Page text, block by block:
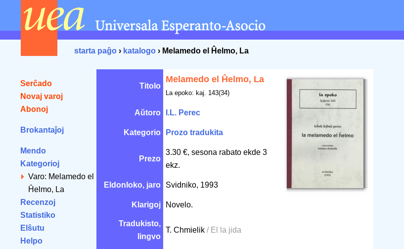
starta paĝo › katalogo › Melamedo el Ĥelmo, La
Serĉado
Novaj varoj
Abonoj
Brokantaĵoj
Mendo
Kategorioj
Varo: Melamedo el
Ĥelmo, La
Recenzoj
Statistiko
Elŝutu
Helpo
Titolo
Melamedo el Ĥelmo, La
La epoko: kaj. 143(34)
Aŭtoro I.L. Perec
Kategorio Prozo tradukita
Prezo
3.30 €, sesona rabato ekde 3
ekz.
Eldonloko, jaro Svidniko, 1993
Klarigoj Novelo.
Tradukisto,
lingvo
T. Chmielik / El la jida